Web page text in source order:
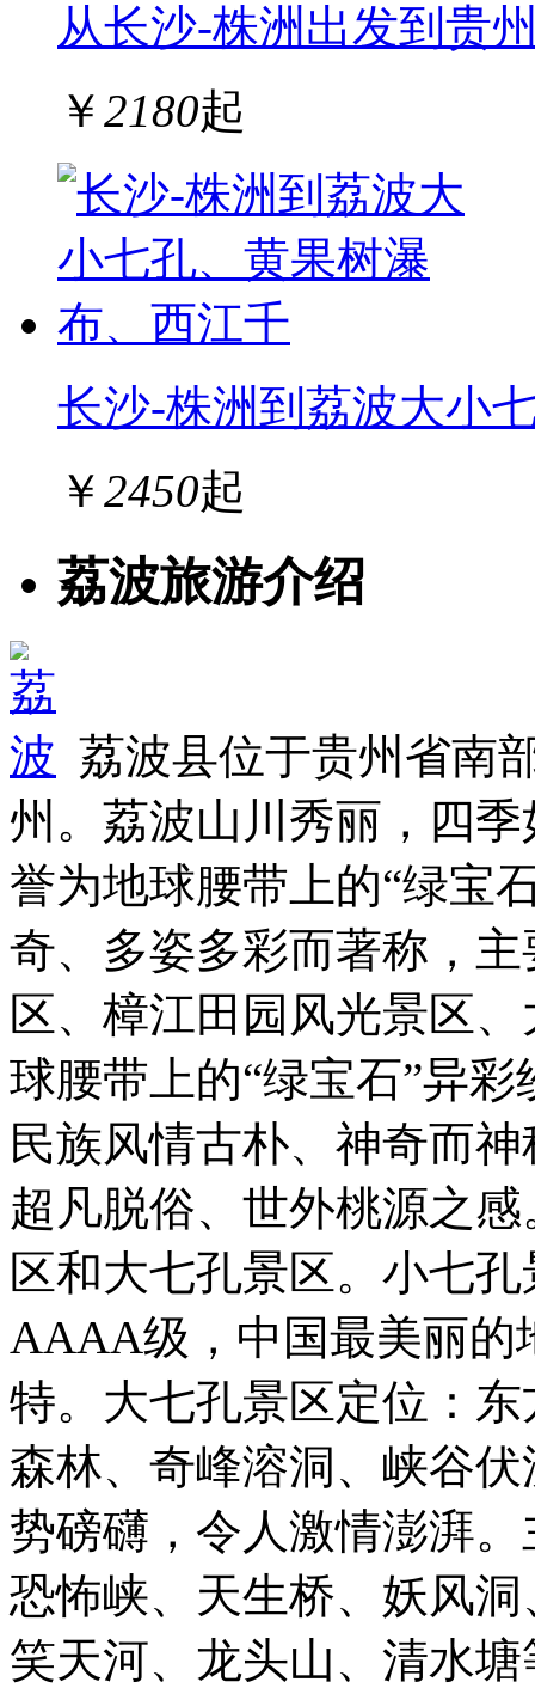
从长沙-株洲出发到贵
￥2180起
长沙-株洲到荔波大小
￥2450起
荔波旅游介绍
荔波县位于贵州省南
州。荔波山川秀丽，四
誉为地球腰带上的“绿宝
奇、多姿多彩而著称，
区、樟江田园风光景区
球腰带上的“绿宝石”异
民族风情古朴、神奇而
超凡脱俗、世外桃源之
区和大七孔景区。小七
AAAA级，中国最美丽的
特。大七孔景区定位：
森林、奇峰溶洞、峡谷
势磅礴，令人激情澎湃
恐怖峡、天生桥、妖风
笑天河、龙头山、清水